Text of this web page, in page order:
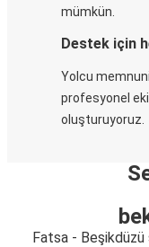
mümkün.
Destek için
Yolcu
profesyonel
oluşturuyoruz.
Fatsa - Beşikdüzü